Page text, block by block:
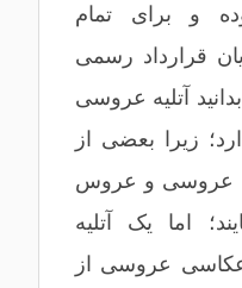
و برای تمام
قرارداد رسمی
آتلیه عروسی
زیرا بعضی از
عروسی و عروس
اما یک آتلیه
عروسی از